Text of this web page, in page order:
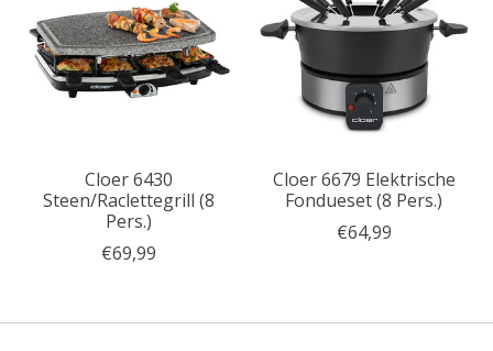
Cloer 6430
Steen/Raclettegrill (8
Pers.)
€69,99
Cloer 6679 Elektrische
Fondueset (8 Pers.)
€64,99